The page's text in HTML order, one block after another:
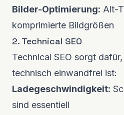
Bilder-Optimierung: Alt-
komprimierte Bildgrößen
2. Technical SEO
Technical SEO sorgt
technisch einwandfrei ist:
Ladegeschwindigkeit:
sind essentiell